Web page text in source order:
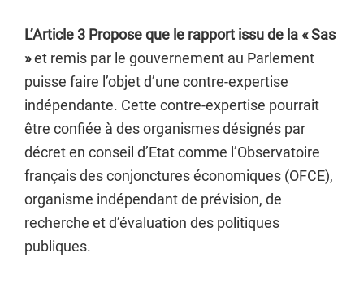
L’Article 3 Propose que le rapport issu de la « Sas
»et remis par le gouvernement au Parlement
puisse faire l’objet d’une contre-expertise
indépendante. Cette contre-expertise pourrait
être confiée à des organismes désignés par
décret en conseil d’Etat comme l’Observatoire
français des conjonctures économiques (OFCE),
organisme indépendant de prévision, de
recherche et d’évaluation des politiques
publiques.